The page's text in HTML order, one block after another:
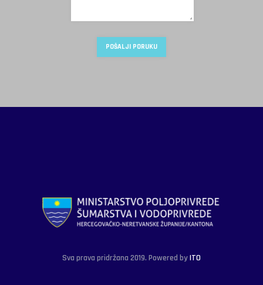
Sva prava pridržana 2019. Powered byITO